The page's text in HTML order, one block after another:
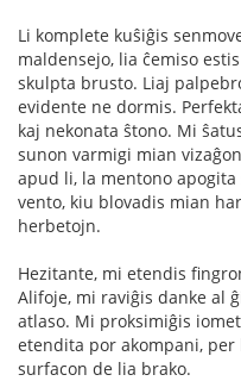
Li komplete kuŝiĝis
maldensejo, lia ĉemiso
skulpta brusto. Liaj
evidente ne dormis.
kaj nekonata ŝtono. Mi
sunon varmigi mian
apud li, la mentono
vento, kiu blovadis mian
herbetojn.
Hezitante, mi etendis
Alifoje, mi raviĝis danke al
atlaso. Mi proksimiĝis
etendita por akompani,
surfacon de lia brako.